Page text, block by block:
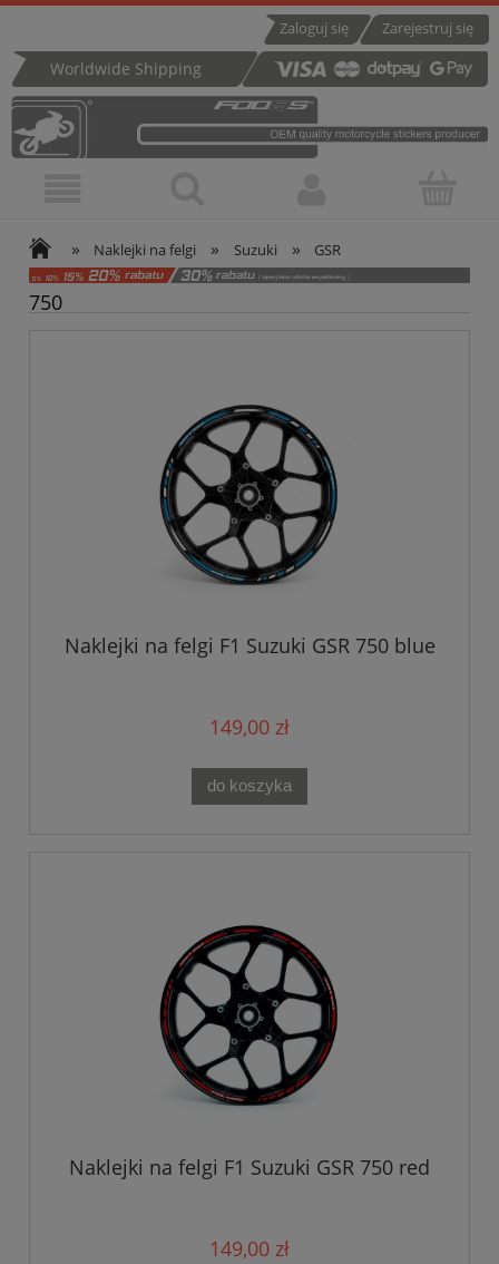
Zarejestruj się
Zaloguj się
Worldwide Shipping
» Naklejki na felgi » Suzuki » GSR
750
Naklejki na felgi F1 Suzuki GSR 750 blue
149,00 zł
do koszyka
Naklejki na felgi F1 Suzuki GSR 750 red
149,00 zł